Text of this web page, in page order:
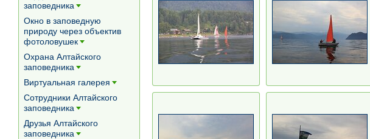
заповедника
Окно в заповедную
природу через объектив
фотоловушек
Охрана Алтайского
заповедника
Виртуальная галерея
Сотрудники Алтайского
заповедника
Друзья Алтайского
заповедника